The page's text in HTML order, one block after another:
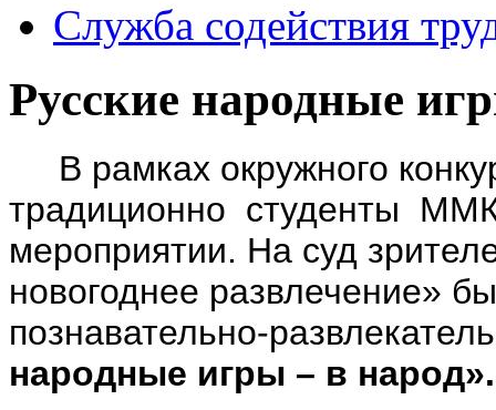
Cлужба содействия
Русские народные
В рамках окружного
традиционно студенты ММК
мероприятии. На суд
новогоднее развлечение»
познавательно-
народные игры – в народ».